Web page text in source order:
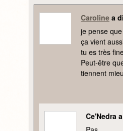
Carolinea
je pense que
ça vient
tu es très
Peut-être
tiennent
Ce'Nedra